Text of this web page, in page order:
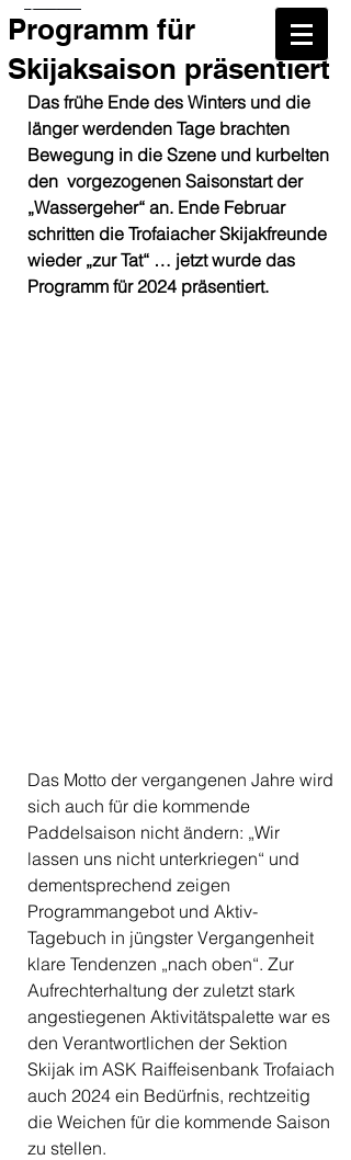
Skijak
Programm für
Skijaksaison präsentiert
Das frühe Ende des Winters und die
länger werdenden Tage brachten
Bewegung in die Szene und kurbelten
den  vorgezogenen Saisonstart der
„Wassergeher“ an. Ende Februar
schritten die Trofaiacher Skijakfreunde
wieder „zur Tat“ … jetzt wurde das
Programm für 2024 präsentiert.
Das Motto der vergangenen Jahre wird
sich auch für die kommende
Paddelsaison nicht ändern: „Wir
lassen uns nicht unterkriegen“ und
dementsprechend zeigen
Programmangebot und Aktiv-
Tagebuch in jüngster Vergangenheit
klare Tendenzen „nach oben“. Zur
Aufrechterhaltung der zuletzt stark
angestiegenen Aktivitätspalette war es
den Verantwortlichen der Sektion
Skijak im ASK Raiffeisenbank Trofaiach
auch 2024 ein Bedürfnis, rechtzeitig
die Weichen für die kommende Saison
zu stellen.